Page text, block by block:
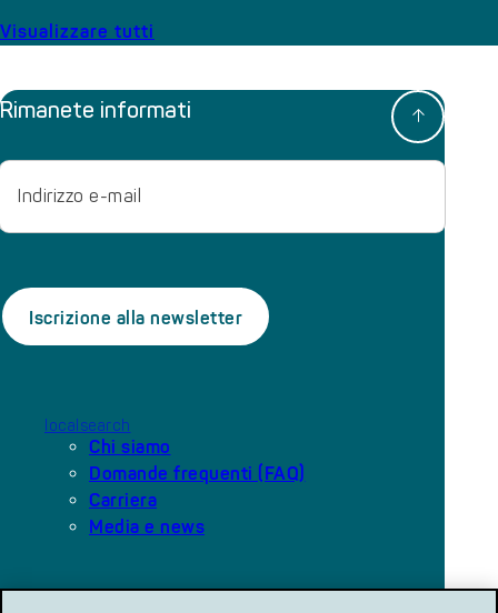
Visualizzare tutti
Rimanete informati
Email
localsearch
Chi siamo
Domande frequenti (FAQ)
Carriera
Media e news